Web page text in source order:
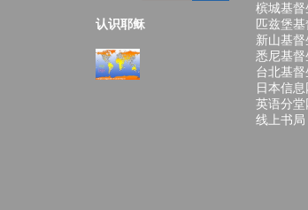
槟城基督
认识耶稣
匹兹堡
新山基
悉尼基
台北基
日本信
英语分堂
线上书局